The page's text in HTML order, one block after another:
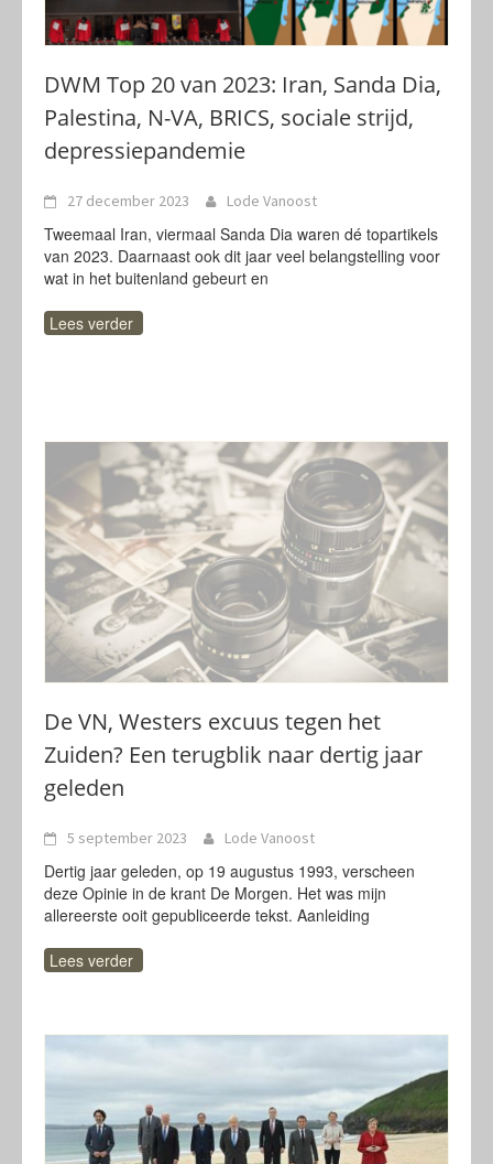
DWM Top 20 van 2023: Iran, Sanda Dia,
Palestina, N-VA, BRICS, sociale strijd,
depressiepandemie
27 december 2023 Lode Vanoost
Tweemaal Iran, viermaal Sanda Dia waren dé topartikels
van 2023. Daarnaast ook dit jaar veel belangstelling voor
wat in het buitenland gebeurt en
Lees verder
De VN, Westers excuus tegen het
Zuiden? Een terugblik naar dertig jaar
geleden
5 september 2023 Lode Vanoost
Dertig jaar geleden, op 19 augustus 1993, verscheen
deze Opinie in de krant De Morgen. Het was mijn
allereerste ooit gepubliceerde tekst. Aanleiding
Lees verder